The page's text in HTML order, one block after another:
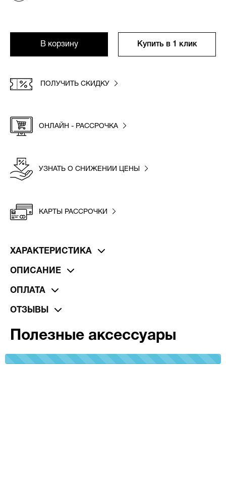
В корзину Купить в 1 клик
ПОЛУЧИТЬ СКИДКУ
ОНЛАЙН - РАССРОЧКА
УЗНАТЬ О СНИЖЕНИИ ЦЕНЫ
КАРТЫ РАССРОЧКИ
ХАРАКТЕРИСТИКА
ОПИСАНИЕ
ОПЛАТА
ОТЗЫВЫ
Полезные аксессуары
100%